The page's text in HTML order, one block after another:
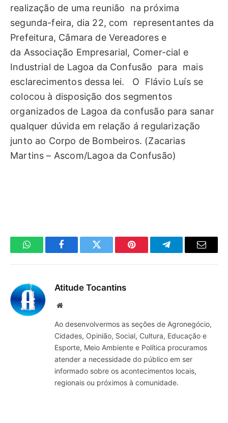
realização de uma reunião na próxima
segunda-feira, dia 22, com representantes da
Prefeitura, Câmara de Vereadores e
da Associação Empresarial, Comer-cial e
Industrial de Lagoa da Confusão para mais
esclarecimentos dessa lei. O Flávio Luís se
colocou à disposição dos segmentos
organizados de Lagoa da confusão para sanar
qualquer dúvida em relação á regularização
junto ao Corpo de Bombeiros. (Zacarias
Martins – Ascom/Lagoa da Confusão)
WhatsAppFacebookTwitter Pinterest TelegramaE-
Atitude Tocantins
Site
Ao desenvolvermos as seções de Agronegócio,
Cidades, Opinião, Social, Cultura, Educação e
Esporte, Meio Ambiente e Política procuramos
atender a necessidade do público em ser
informado sobre os acontecimentos locais,
regionais ou próximos à comunidade.